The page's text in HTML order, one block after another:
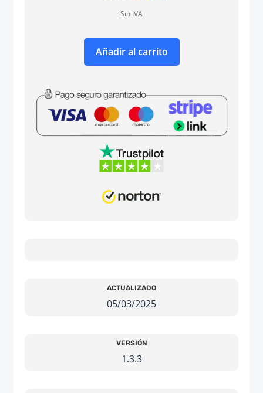
original
3,99 €.
Sin IVA
Añadir al carrito
ACTUALIZADO
05/03/2025
VERSIÓN
1.3.3